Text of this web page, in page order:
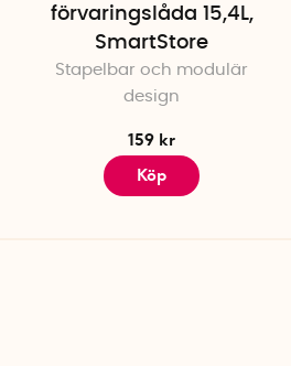
förvaringslåda 15,4L,
SmartStore
Stapelbar och modulär
design
159 kr
Köp